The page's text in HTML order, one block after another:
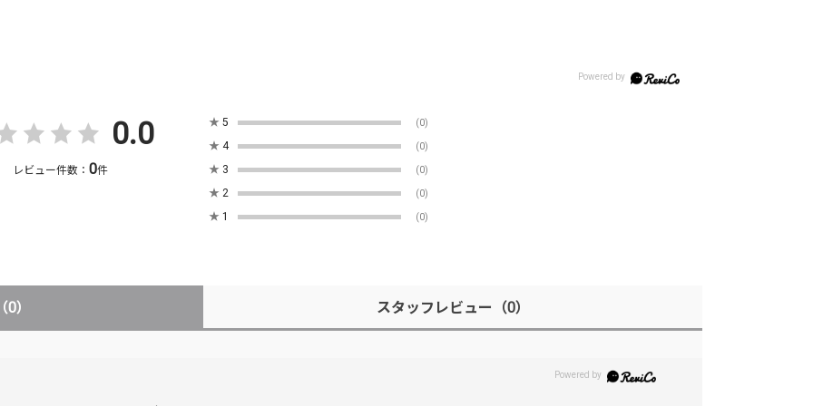
0.0
レビュー件数： 0件
★ 5 (0)
★ 4 (0)
★ 3 (0)
★ 2 (0)
★ 1 (0)
（0） スタッフレビュー （0）